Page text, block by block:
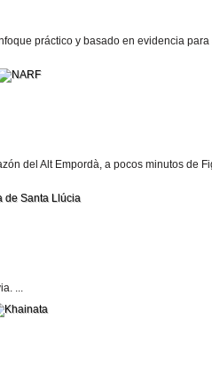
práctico y basado en evidencia
del Alt Empordà, a pocos minutos de
...